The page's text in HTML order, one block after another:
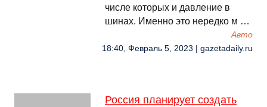
числе которых и давление в
шинах. Именно это нередко м …
Авто
18:40, Февраль 5, 2023 | gazetadaily.ru
Россия планирует создать